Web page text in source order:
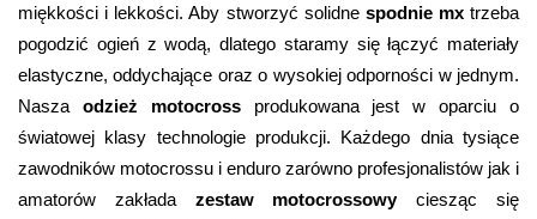
miękkości i lekkości. Aby stworzyć solidne spodnie mx trzeba
pogodzić ogień z wodą, dlatego staramy się łączyć materiały
elastyczne, oddychające oraz o wysokiej odporności w jednym.
Nasza odzież motocross produkowana jest w oparciu o
światowej klasy technologie produkcji. Każdego dnia tysiące
zawodników motocrossu i enduro zarówno profesjonalistów jak i
amatorów zakłada zestaw motocrossowy ciesząc się